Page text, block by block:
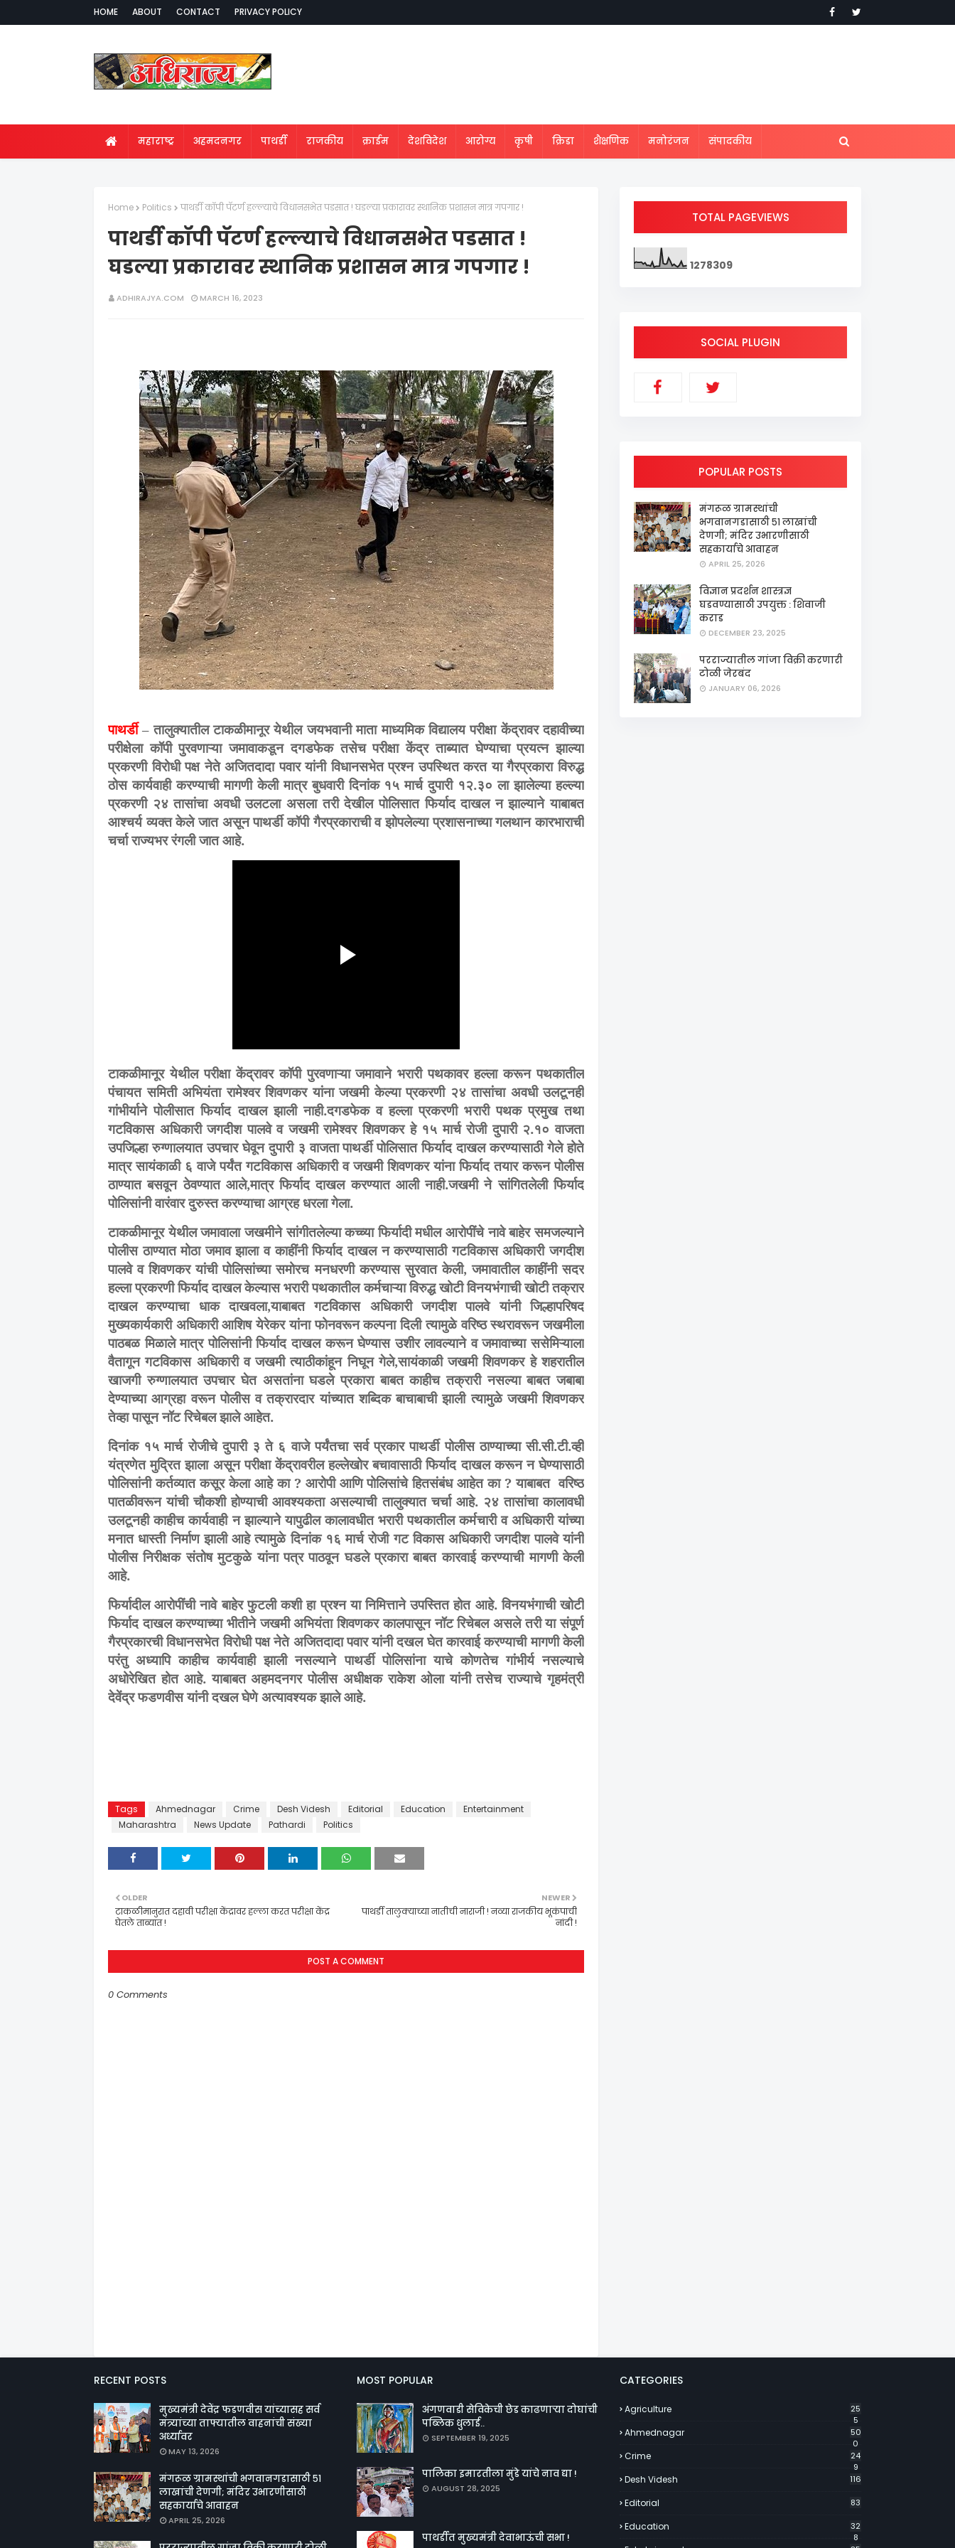
HOME ABOUT CONTACT PRIVACY POLICY
महाराष्ट्र अहमदनगर पाथर्डी राजकीय क्राईम देशविदेश आरोग्य कृषी क्रिडा शैक्षणिक मनोरंजन संपादकीय
Home Politics पाथर्डी कॉपी पॅटर्ण हल्ल्याचे विधानसभेत पडसात ! घडल्या प्रकारावर स्थानिक प्रशासन मात्र गपगार !
पाथर्डी कॉपी पॅटर्ण हल्ल्याचे विधानसभेत पडसात !
घडल्या प्रकारावर स्थानिक प्रशासन मात्र गपगार !
ADHIRAJYA.COM MARCH 16, 2023
पाथर्डी–तालुक्यातील टाकळीमानूर येथील जयभवानी माता माध्यमिक विद्यालय परीक्षा केंद्रावर दहावीच्या
परीक्षेला कॉपी पुरवणाऱ्या जमावाकडून दगडफेक तसेच परीक्षा केंद्र ताब्यात घेण्याचा प्रयत्न झाल्या
प्रकरणी विरोधी पक्ष नेते अजितदादा पवार यांनी विधानसभेत प्रश्न उपस्थित करत या गैरप्रकारा विरुद्ध
ठोस कार्यवाही करण्याची मागणी केली मात्र बुधवारी दिनांक १५ मार्च दुपारी १२.३० ला झालेल्या हल्ल्या
प्रकरणी २४ तासांचा अवधी उलटला असला तरी देखील पोलिसात फिर्याद दाखल न झाल्याने याबाबत
आश्चर्य व्यक्त केले जात असून पाथर्डी कॉपी गैरप्रकाराची व झोपलेल्या प्रशासनाच्या गलथान कारभाराची
चर्चा राज्यभर रंगली जात आहे.
टाकळीमानूर येथील परीक्षा केंद्रावर कॉपी पुरवणाऱ्या जमावाने भरारी पथकावर हल्ला करून पथकातील
पंचायत समिती अभियंता रामेश्वर शिवणकर यांना जखमी केल्या प्रकरणी २४ तासांचा अवधी उलटूनही
गांभीर्याने पोलीसात फिर्याद दाखल झाली नाही.दगडफेक व हल्ला प्रकरणी भरारी पथक प्रमुख तथा
गटविकास अधिकारी जगदीश पालवे व जखमी रामेश्वर शिवणकर हे १५ मार्च रोजी दुपारी २.१० वाजता
उपजिल्हा रुग्णालयात उपचार घेवून दुपारी ३ वाजता पाथर्डी पोलिसात फिर्याद दाखल करण्यासाठी गेले होते
मात्र सायंकाळी ६ वाजे पर्यंत गटविकास अधिकारी व जखमी शिवणकर यांना फिर्याद तयार करून पोलीस
ठाण्यात बसवून ठेवण्यात आले,मात्र फिर्याद दाखल करण्यात आली नाही.जखमी ने सांगितलेली फिर्याद
पोलिसांनी वारंवार दुरुस्त करण्याचा आग्रह धरला गेला.
टाकळीमानूर येथील जमावाला जखमीने सांगीतलेल्या कच्च्या फिर्यादी मधील आरोपींचे नावे बाहेर समजल्याने
पोलीस ठाण्यात मोठा जमाव झाला व काहींनी फिर्याद दाखल न करण्यासाठी गटविकास अधिकारी जगदीश
पालवे व शिवणकर यांची पोलिसांच्या समोरच मनधरणी करण्यास सुरवात केली, जमावातील काहींनी सदर
हल्ला प्रकरणी फिर्याद दाखल केल्यास भरारी पथकातील कर्मचाऱ्या विरुद्ध खोटी विनयभंगाची खोटी तक्रार
दाखल करण्याचा धाक दाखवला,याबाबत गटविकास अधिकारी जगदीश पालवे यांनी जिल्हापरिषद
मुख्यकार्यकारीअधिकारी आशिष येरेकर यांना फोनवरून कल्पना दिली त्यामुळे वरिष्ठ स्थरावरून जखमीला
पाठबळ मिळाले मात्र पोलिसांनी फिर्याद दाखल करून घेण्यास उशीर लावल्याने व जमावाच्या ससेमिऱ्याला
वैतागून गटविकास अधिकारी व जखमी त्याठीकांहून निघून गेले,सायंकाळी जखमी शिवणकर हे शहरातील
खाजगी रुग्णालयात उपचार घेत असतांना घडले प्रकारा बाबत काहीच तक्रारी नसल्या बाबत जबाबा
देण्याच्या आग्रहा वरून पोलीस व तक्रारदार यांच्यात शब्दिक बाचाबाची झाली त्यामुळे जखमी शिवणकर
तेव्हा पासून नॉट रिचेबल झाले आहेत.
दिनांक १५ मार्च रोजीचे दुपारी ३ ते ६ वाजे पर्यंतचा सर्व प्रकार पाथर्डी पोलीस ठाण्याच्या सी.सी.टी.व्ही
यंत्रणेत मुद्रित झाला असून परीक्षा केंद्रावरील हल्लेखोर बचावासाठी फिर्याद दाखल करून न घेण्यासाठी
पोलिसांनी कर्तव्यात कसूर केला आहे का ? आरोपी आणि पोलिसांचे हितसंबंध आहेत का ? याबाबत वरिष्ठ
पातळीवरून यांची चौकशी होण्याची आवश्यकता असल्याची तालुक्यात चर्चा आहे. २४ तासांचा कालावधी
उलटूनही काहीच कार्यवाही न झाल्याने यापुढील कालावधीत भरारी पथकातील कर्मचारी व अधिकारी यांच्या
मनात धास्ती निर्माण झाली आहे त्यामुळे दिनांक १६ मार्च रोजी गट विकास अधिकारी जगदीश पालवे यांनी
पोलीस निरीक्षक संतोष मुटकुळे यांना पत्र पाठवून घडले प्रकारा बाबत कारवाई करण्याची मागणी केली
आहे.
फिर्यादील आरोपींची नावे बाहेर फुटली कशी हा प्रश्न या निमित्ताने उपस्तित होत आहे. विनयभंगाची खोटी
फिर्याद दाखल करण्याच्या भीतीने जखमी अभियंता शिवणकर कालपासून नॉट रिचेबल असले तरी या संपूर्ण
गैरप्रकारची विधानसभेत विरोधी पक्ष नेते अजितदादा पवार यांनी दखल घेत कारवाई करण्याची मागणी केली
परंतु अध्यापि काहीच कार्यवाही झाली नसल्याने पाथर्डी पोलिसांना याचे कोणतेच गांभीर्य नसल्याचे
अधोरेखित होत आहे. याबाबत अहमदनगर पोलीस अधीक्षक राकेश ओला यांनी तसेच राज्याचे गृहमंत्री
देवेंद्र फडणवीस यांनी दखल घेणे अत्यावश्यक झाले आहे.
Tags Ahmednagar Crime Desh Videsh Editorial Education
Entertainment
Maharashtra
News Update Pathardi Politics
NEWER
पाथर्डी तालुक्याच्या नातीची नाराजी ! नव्या राजकीय भूकंपाची
नांदी !
OLDER
टाकळीमानुरात दहावी परीक्षा केंद्रावर हल्ला करत परीक्षा केंद्र
घेतले ताब्यात !
POST A COMMENT
0 Comments
TOTAL PAGEVIEWS
1278309
SOCIAL PLUGIN
POPULAR POSTS
मंगरूळ ग्रामस्थांची
भगवानगडासाठी ५१ लाखांची
देणगी; मंदिर उभारणीसाठी
सहकार्याचे आवाहन
APRIL 25, 2026
विज्ञान प्रदर्शन शास्त्रज्ञ
घडवण्यासाठी उपयुक्त : शिवाजी
कराड
DECEMBER 23, 2025
परराज्यातील गांजा विक्री करणारी
टोळी जेरबंद
JANUARY 06, 2026
RECENT POSTS
मुख्यमंत्री देवेंद्र फडणवीस यांच्यासह सर्व
मंत्र्यांच्या ताफ्यातील वाहनांची संख्या
अर्ध्यावर
MAY 13, 2026
मंगरूळ ग्रामस्थांची भगवानगडासाठी ५१
लाखांची देणगी; मंदिर उभारणीसाठी
सहकार्याचे आवाहन
APRIL 25, 2026
MOST POPULAR
अंगणवाडी सेविकेची छेड काढणाऱ्या दोघांची
पब्लिक धुलाई..
SEPTEMBER 19, 2025
पालिका इमारतीला मुंडे यांचे नाव द्या !
AUGUST 28, 2025
पाथर्डीत मुख्यमंत्री देवाभाऊंची सभा !
CATEGORIES
Agriculture
25
5
Ahmednagar
50
0
Crime
24
9
Desh Videsh 116
Editorial 83
Education
32
8